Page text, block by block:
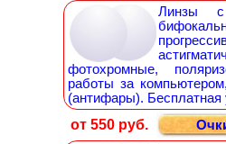
Линзы с
фотохромные,
работы за
(антифары). Бесплатная
от 550 руб.